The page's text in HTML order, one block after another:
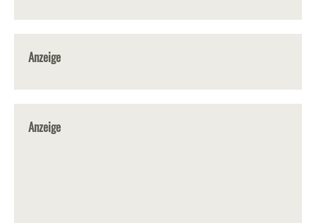
Anzeige
Anzeige